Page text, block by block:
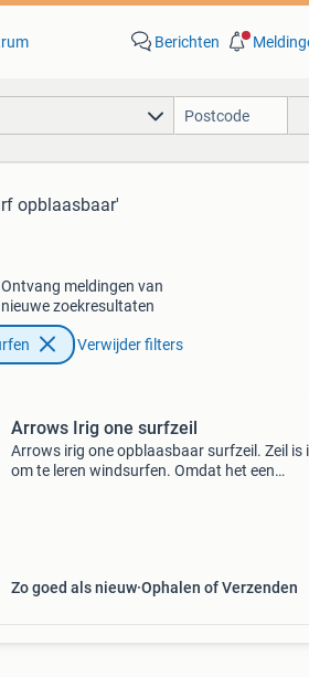
Berichten
opblaasbaar'
Ontvang meldingen van
nieuwe zoekresultaten
Verwijder filters
Arrows Irig one surfzeil
Arrows irig one opblaasbaar surfzeil. Zeil is
om te leren windsurfen. Omdat het een
Zo goed als nieuw Ophalen of Verzenden